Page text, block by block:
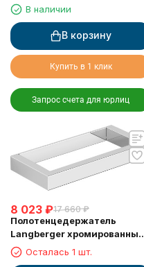
В наличии
В корзину
Купить в 1 клик
Запрос счета для юрлиц
8 023 ₽17 660 ₽
Полотенцедержатель
Langberger хромированный
к стене одинарный 22 см
30038A
Осталась 1 шт.